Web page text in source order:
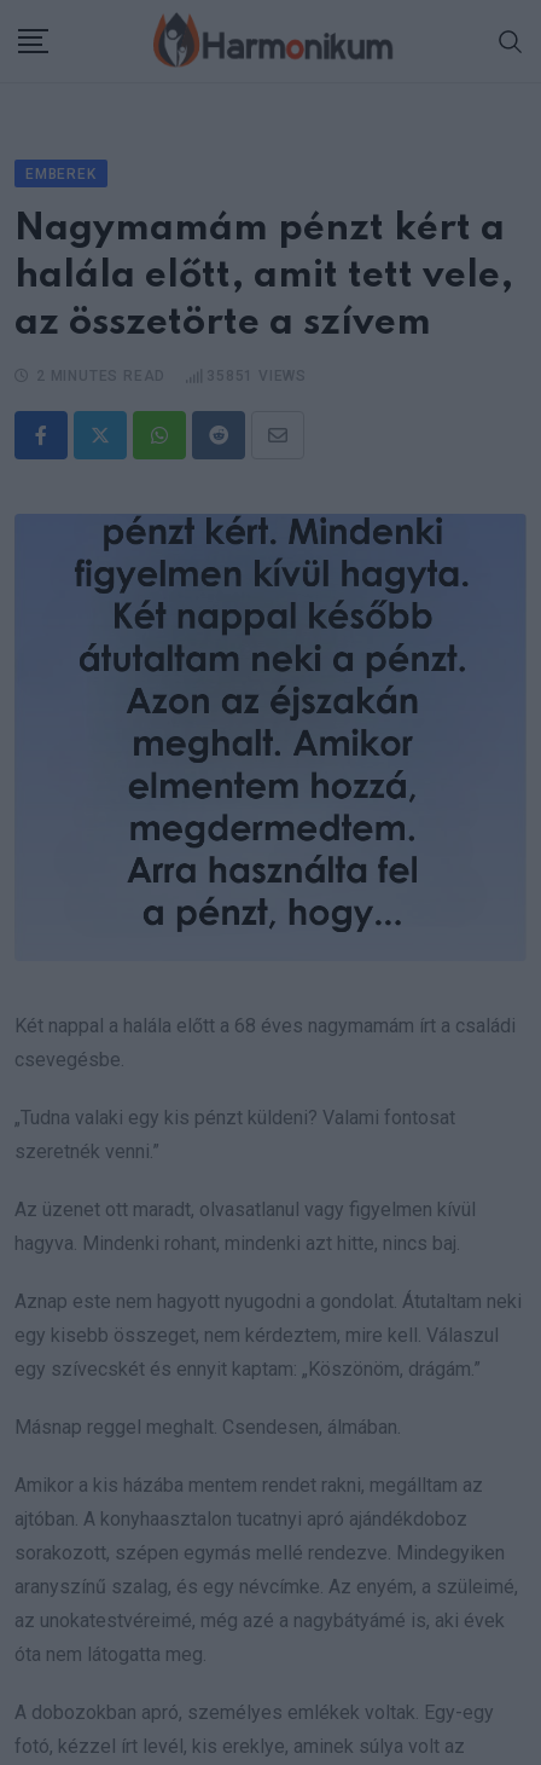
EMBEREK
Nagymamám pénzt kért a
halála előtt, amit tett vele,
az összetörte a szívem
WhatsappRedditShare
Email
Két nappal a halála előtt a 68 éves nagymamám írt a családi
csevegésbe.
„Tudna valaki egy kis pénzt küldeni? Valami fontosat
szeretnék venni.”
Az üzenet ott maradt, olvasatlanul vagy figyelmen kívül
hagyva. Mindenki rohant, mindenki azt hitte, nincs baj.
Aznap este nem hagyott nyugodni a gondolat. Átutaltam neki
egy kisebb összeget, nem kérdeztem, mire kell. Válaszul
egy szívecskét és ennyit kaptam: „Köszönöm, drágám.”
Másnap reggel meghalt. Csendesen, álmában.
Amikor a kis házába mentem rendet rakni, megálltam az
ajtóban. A konyhaasztalon tucatnyi apró ajándékdoboz
sorakozott, szépen egymás mellé rendezve. Mindegyiken
aranyszínű szalag, és egy névcímke. Az enyém, a szüleimé,
az unokatestvéreimé, még azé a nagybátyámé is, aki évek
óta nem látogatta meg.
A dobozokban apró, személyes emlékek voltak. Egy-egy
fotó, kézzel írt levél, kis ereklye, aminek súlya volt az